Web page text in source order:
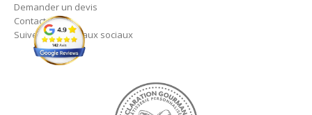
Demander un devis
Contact
Suivez nos réseaux sociaux